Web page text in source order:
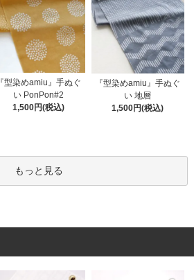
『型染めamiu』手ぬぐ
い PonPon#2
1,500円(税込)
『型染めamiu』手ぬぐ
い 地層
1,500円(税込)
もっと見る